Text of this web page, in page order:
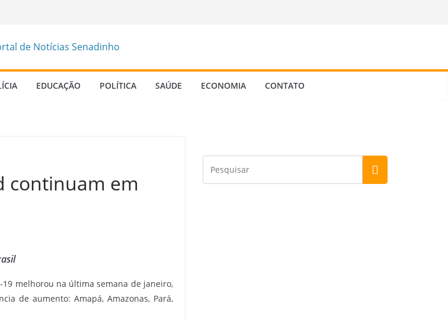
EDUCAÇÃO POLÍTICA SAÚDE ECONOMIA CONTATO
continuam em
19 melhorou na última semana de janeiro,
de aumento: Amapá, Amazonas, Pará,